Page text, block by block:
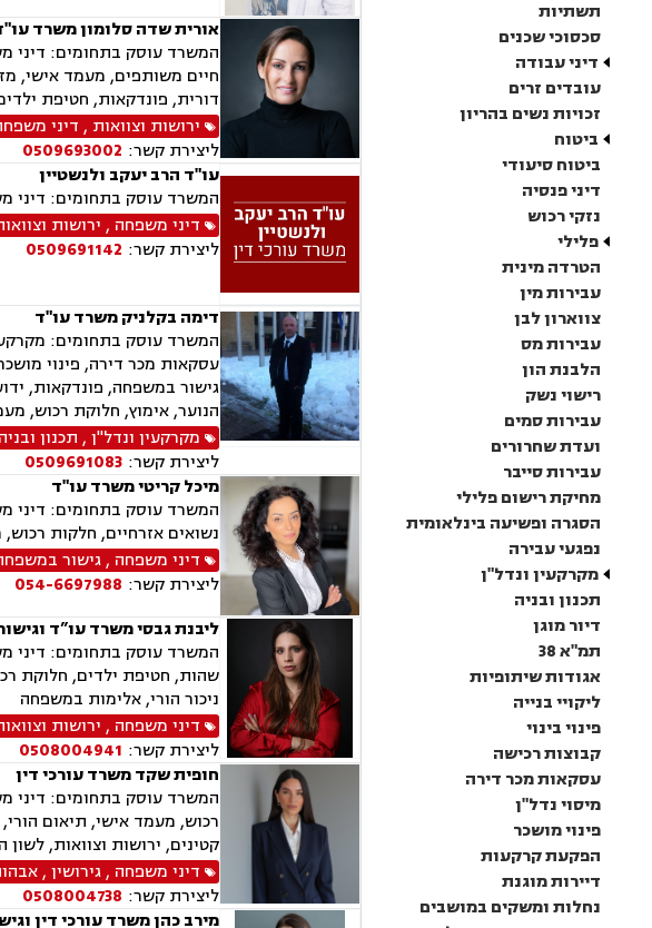
תשתיות
סכסוכי שכנים
דיני עבודה
עובדים זרים
זכויות נשים בהריון
ביטוח
ביטוח סיעודי
דיני פנסיה
נזקי רכוש
פלילי
הטרדה מינית
עבירות מין
צווארון לבן
עבירות מס
הלבנת הון
רישוי נשק
עבירות סמים
ועדת שחרורים
עבירות סייבר
מחיקת רישום פלילי
הסגרה ופשיעה בינלאומית
נפגעי עבירה
מקרקעין ונדל"ן
תכנון ובניה
דיור מוגן
תמ"א 38
אגודות שיתופיות
ליקויי בנייה
פינוי בינוי
קבוצות רכישה
עסקאות מכר דירה
מיסוי נדל"ן
פינוי מושכר
הפקעת קרקעות
דיירות מוגנת
נחלות ומשקים במושבים
אורית שדה סלומון משרד
המשרד עוסק בתחומים: דיני
חיים משותפים, מעמד אישי,
דורית, פונדקאות, חטיפת
ירושות וצוואות , דיני
ליצירת קשר: 0509693002
עו"ד הרב יעקב ולנשטיין
המשרד עוסק בתחומים: דיני
דיני משפחה , ירושות
ליצירת קשר: 0509691142
דימה בקלניק משרד עו"ד
המשרד עוסק בתחומים: מקרקעין
עסקאות מכר דירה, פינוי
גישור במשפחה, פונדקאות,
הנוער, אימוץ, חלוקת רכוש,
מקרקעין ונדל"ן, תכנון ובניה
ליצירת קשר: 0509691083
מיכל קריטי משרד עו"ד
המשרד עוסק בתחומים: דיני
נשואים אזרחיים, חלקות רכוש,
דיני משפחה ,גישור
ליצירת קשר: 054-6697988
ליבנת גבסי משרד עו”ד
המשרד עוסק בתחומים: דיני
שהות, חטיפת ילדים, חלוקת
ניכור הורי, אלימות במשפחה
דיני משפחה , ירושות
ליצירת קשר: 0508004941
חופית שקד משרד עורכי דין
המשרד עוסק בתחומים: דיני
רכוש, מעמד אישי, תיאום
קטינים, ירושות וצוואות, לשון
דיני משפחה ,גירושין,
ליצירת קשר: 0508004738
מירב כהן משרד עורכי דין